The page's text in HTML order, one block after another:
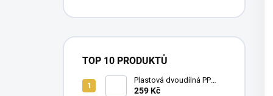
TOP 10 PRODUKTŮ
Plastová dvoudílná PP
miska na jídlo s víčkem
259 Kč